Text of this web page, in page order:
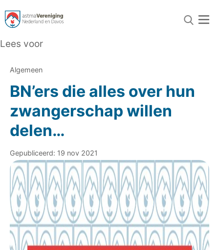
Lees voor
Algemeen
BN’ers die alles over hun
zwangerschap willen
delen…
Gepubliceerd: 19 nov 2021